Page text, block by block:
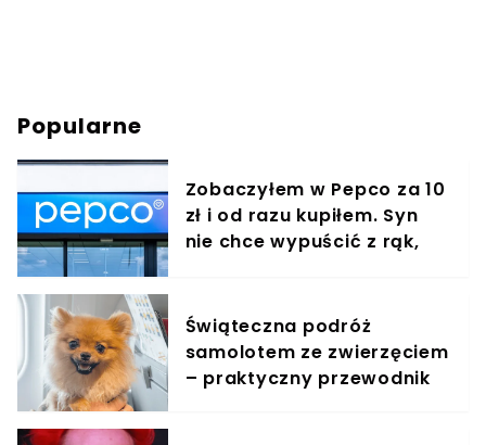
Popularne
Zobaczyłem w Pepco za 10
zł i od razu kupiłem. Syn
nie chce wypuścić z rąk,
Świąteczna podróż
samolotem ze zwierzęciem
– praktyczny przewodnik